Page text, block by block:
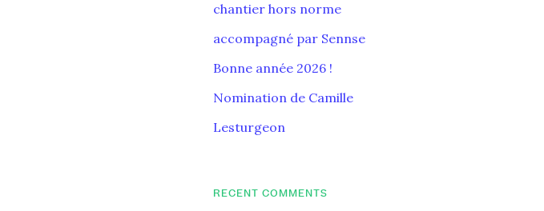
chantier hors norme
accompagné par Sennse
Bonne année 2026 !
Nomination de Camille
Lesturgeon
RECENT COMMENTS